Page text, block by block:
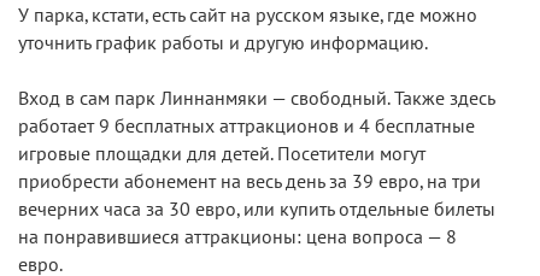
У парка, кстати, есть сайт на русском языке, где можно
уточнить график работы и другую информацию.
Вход в сам парк Линнанмяки — свободный. Также здесь
работает 9 бесплатных аттракционов и 4 бесплатные
игровые площадки для детей. Посетители могут
приобрести абонемент на весь день за 39 евро, на три
вечерних часа за 30 евро, или купить отдельные билеты
на понравившиеся аттракционы: цена вопроса — 8
евро.